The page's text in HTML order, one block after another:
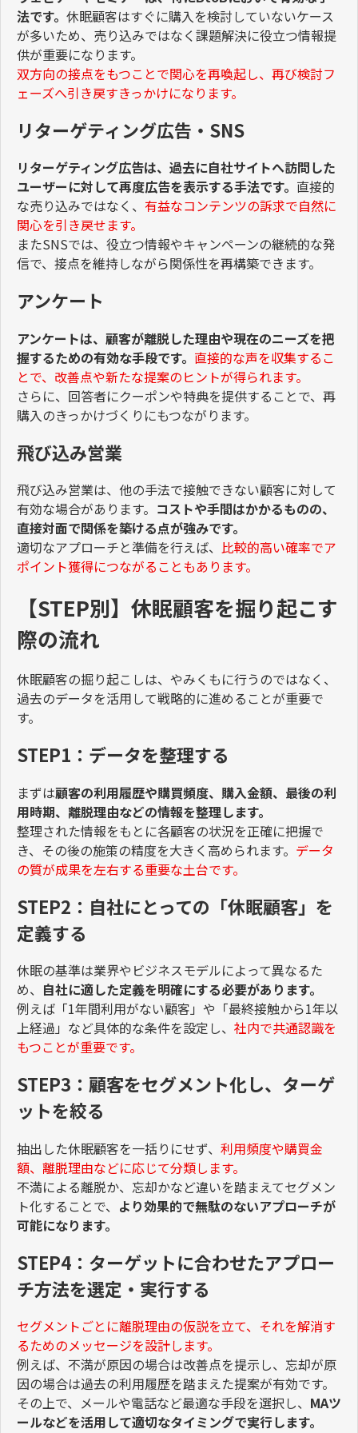
法です。 休眠顧客はすぐに購入を検討していないケース
が多いため、売り込みではなく課題解決に役立つ情報提
供が重要になります。
双方向の接点をもつことで関心を再喚起し、再び検討フ
ェーズへ引き戻すきっかけになります。
リターゲティング広告・SNS
リターゲティング広告は、過去に自社サイトへ訪問した
ユーザーに対して再度広告を表示する手法です。 直接的
な売り込みではなく、 有益なコンテンツの訴求で自然に
関心を引き戻せます。
またSNSでは、役立つ情報やキャンペーンの継続的な発
信で、接点を維持しながら関係性を再構築できます。
アンケート
アンケートは、顧客が離脱した理由や現在のニーズを把
握するための有効な手段です。 直接的な声を収集するこ
とで、改善点や新たな提案のヒントが得られます。
さらに、回答者にクーポンや特典を提供することで、再
購入のきっかけづくりにもつながります。
飛び込み営業
飛び込み営業は、他の手法で接触できない顧客に対して
有効な場合があります。 コストや手間はかかるものの、
直接対面で関係を築ける点が強みです。
適切なアプローチと準備を行えば、 比較的高い確率でア
ポイント獲得につながることもあります。
【STEP別】休眠顧客を掘り起こす
際の流れ
休眠顧客の掘り起こしは、やみくもに行うのではなく、
過去のデータを活用して戦略的に進めることが重要で
す。
STEP1：データを整理する
まずは顧客の利用履歴や購買頻度、購入金額、最後の利
用時期、離脱理由などの情報を整理します。
整理された情報をもとに各顧客の状況を正確に把握で
き、その後の施策の精度を大きく高められます。 データ
の質が成果を左右する重要な土台です。
STEP2：自社にとっての「休眠顧客」を
定義する
休眠の基準は業界やビジネスモデルによって異なるた
め、 自社に適した定義を明確にする必要があります。
例えば「1年間利用がない顧客」や「最終接触から1年以
上経過」など具体的な条件を設定し、 社内で共通認識を
もつことが重要です。
STEP3：顧客をセグメント化し、ターゲ
ットを絞る
抽出した休眠顧客を一括りにせず、 利用頻度や購買金
額、離脱理由などに応じて分類します。
不満による離脱か、忘却かなど違いを踏まえてセグメン
ト化することで、 より効果的で無駄のないアプローチが
可能になります。
STEP4：ターゲットに合わせたアプロー
チ方法を選定・実行する
セグメントごとに離脱理由の仮説を立て、それを解消す
るためのメッセージを設計します。
例えば、不満が原因の場合は改善点を提示し、忘却が原
因の場合は過去の利用履歴を踏まえた提案が有効です。
その上で、メールや電話など最適な手段を選択し、 MAツ
ールなどを活用して適切なタイミングで実行します。